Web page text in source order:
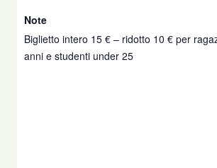
Note
Biglietto intero 15 € – ridotto 10 € per
anni e studenti under 25